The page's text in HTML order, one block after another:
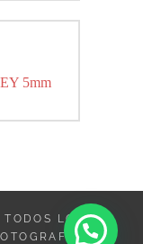
5mm
TODOS LOS